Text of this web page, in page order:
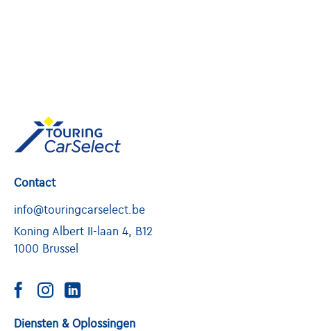
Contact
info@touringcarselect.be
Koning Albert II-laan 4, B12
1000 Brussel
Diensten & Oplossingen